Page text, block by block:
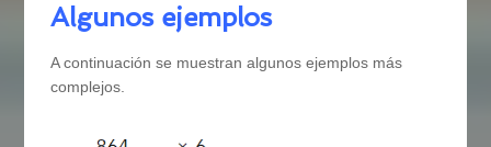
Algunos ejemplos
A continuación se muestran algunos ejemplos más
complejos.